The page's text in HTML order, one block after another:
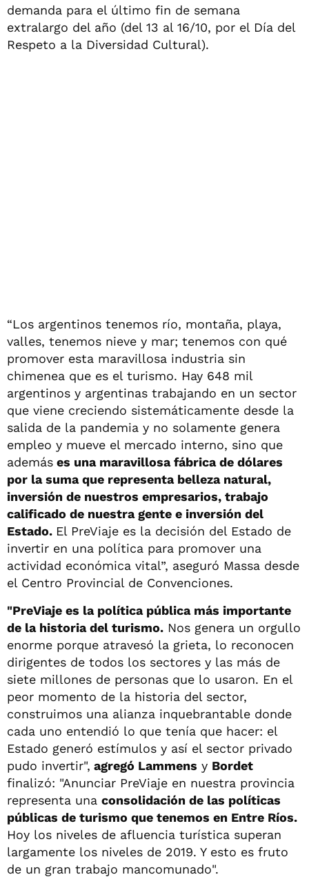
demanda para el último fin de semana
extralargo del año (del 13 al 16/10, por el Día del
Respeto a la Diversidad Cultural).
“Los argentinos tenemos río, montaña, playa,
valles, tenemos nieve y mar; tenemos con qué
promover esta maravillosa industria sin
chimenea que es el turismo. Hay 648 mil
argentinos y argentinas trabajando en un sector
que viene creciendo sistemáticamente desde la
salida de la pandemia y no solamente genera
empleo y mueve el mercado interno, sino que
además es una maravillosa fábrica de dólares
por la suma que representa belleza natural,
inversión de nuestros empresarios, trabajo
calificado de nuestra gente e inversión del
Estado. El PreViaje es la decisión del Estado de
invertir en una política para promover una
actividad económica vital”, aseguró Massa desde
el Centro Provincial de Convenciones.
"PreViaje es la política pública más importante
de la historia del turismo. Nos genera un orgullo
enorme porque atravesó la grieta, lo reconocen
dirigentes de todos los sectores y las más de
siete millones de personas que lo usaron. En el
peor momento de la historia del sector,
construimos una alianza inquebrantable donde
cada uno entendió lo que tenía que hacer: el
Estado generó estímulos y así el sector privado
pudo invertir", agregó Lammens y Bordet
finalizó: "Anunciar PreViaje en nuestra provincia
representa una consolidación de las políticas
públicas de turismo que tenemos en Entre Ríos.
Hoy los niveles de afluencia turística superan
largamente los niveles de 2019. Y esto es fruto
de un gran trabajo mancomunado".